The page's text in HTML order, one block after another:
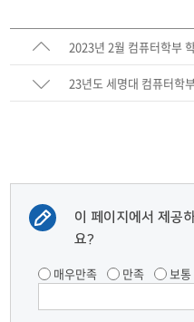
2023년 2월 컴퓨터학부
23년도 세명대 컴퓨터학
이 페이지에서 제공
요?
매우만족 만족 보통